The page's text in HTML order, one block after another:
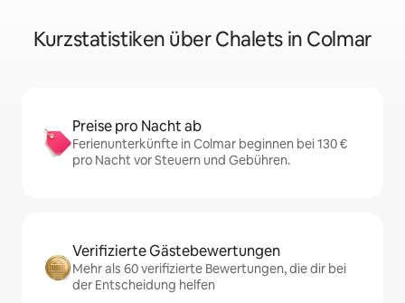
Kurzstatistiken über Chalets in Colmar
Preise pro Nacht ab
Ferienunterkünfte in Colmar beginnen bei 130 €
pro Nacht vor Steuern und Gebühren.
Verifizierte Gästebewertungen
Mehr als 60 verifizierte Bewertungen, die dir bei
der Entscheidung helfen